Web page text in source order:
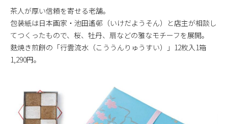
茶人が厚い信頼を寄せる老舗。
包装紙は日本画家・池田遙邨（いけだようそん）と店主が相談し
てつくったもので、桜、牡丹、扇などの雅なモチーフを展開。
麩焼き煎餅の「行雲流水（こううんりゅうすい）」12枚入1箱
1,290円。